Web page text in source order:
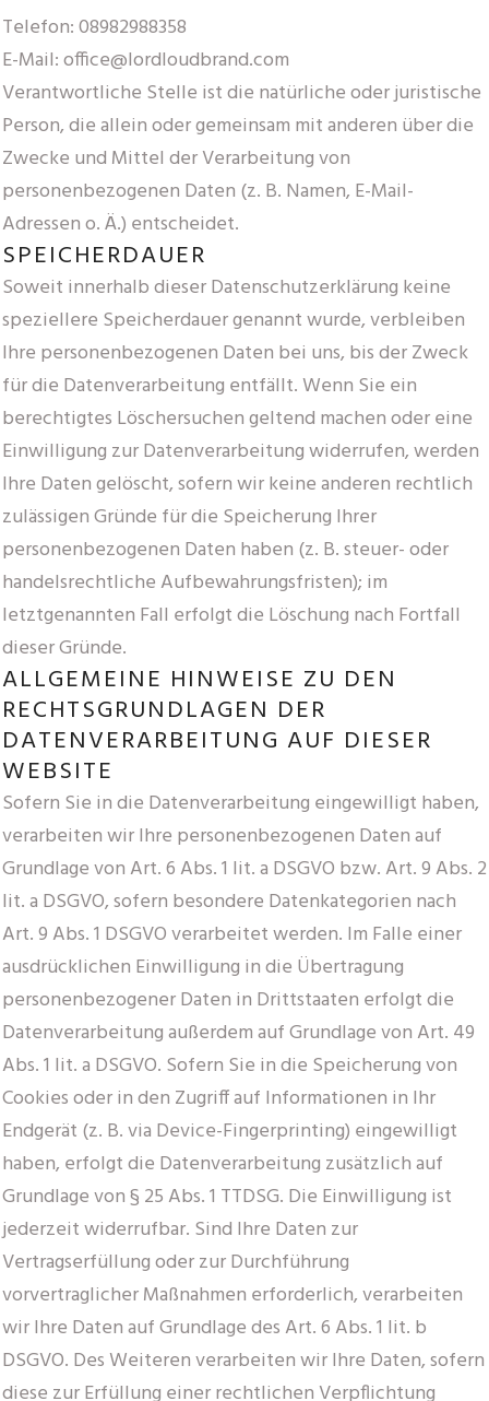
Telefon: 08982988358
E-Mail: office@lordloudbrand.com
Verantwortliche Stelle ist die natürliche oder juristische
Person, die allein oder gemeinsam mit anderen über die
Zwecke und Mittel der Verarbeitung von
personenbezogenen Daten (z. B. Namen, E-Mail-
Adressen o. Ä.) entscheidet.
SPEICHERDAUER
Soweit innerhalb dieser Datenschutzerklärung keine
speziellere Speicherdauer genannt wurde, verbleiben
Ihre personenbezogenen Daten bei uns, bis der Zweck
für die Datenverarbeitung entfällt. Wenn Sie ein
berechtigtes Löschersuchen geltend machen oder eine
Einwilligung zur Datenverarbeitung widerrufen, werden
Ihre Daten gelöscht, sofern wir keine anderen rechtlich
zulässigen Gründe für die Speicherung Ihrer
personenbezogenen Daten haben (z. B. steuer- oder
handelsrechtliche Aufbewahrungsfristen); im
letztgenannten Fall erfolgt die Löschung nach Fortfall
dieser Gründe.
ALLGEMEINE HINWEISE ZU DEN
RECHTSGRUNDLAGEN DER
DATENVERARBEITUNG AUF DIESER
WEBSITE
Sofern Sie in die Datenverarbeitung eingewilligt haben,
verarbeiten wir Ihre personenbezogenen Daten auf
Grundlage von Art. 6 Abs. 1 lit. a DSGVO bzw. Art. 9 Abs. 2
lit. a DSGVO, sofern besondere Datenkategorien nach
Art. 9 Abs. 1 DSGVO verarbeitet werden. Im Falle einer
ausdrücklichen Einwilligung in die Übertragung
personenbezogener Daten in Drittstaaten erfolgt die
Datenverarbeitung außerdem auf Grundlage von Art. 49
Abs. 1 lit. a DSGVO. Sofern Sie in die Speicherung von
Cookies oder in den Zugriff auf Informationen in Ihr
Endgerät (z. B. via Device-Fingerprinting) eingewilligt
haben, erfolgt die Datenverarbeitung zusätzlich auf
Grundlage von § 25 Abs. 1 TTDSG. Die Einwilligung ist
jederzeit widerrufbar. Sind Ihre Daten zur
Vertragserfüllung oder zur Durchführung
vorvertraglicher Maßnahmen erforderlich, verarbeiten
wir Ihre Daten auf Grundlage des Art. 6 Abs. 1 lit. b
DSGVO. Des Weiteren verarbeiten wir Ihre Daten, sofern
diese zur Erfüllung einer rechtlichen Verpflichtung